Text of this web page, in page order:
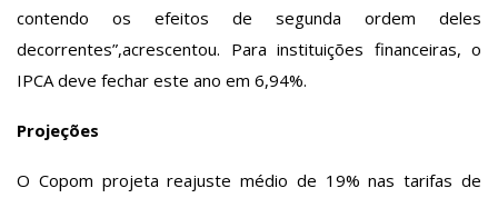
contendo os efeitos de segunda ordem deles
decorrentes”,acrescentou. Para instituições financeiras, o
IPCA deve fechar este ano em 6,94%.
Projeções
O Copom projeta reajuste médio de 19% nas tarifas de